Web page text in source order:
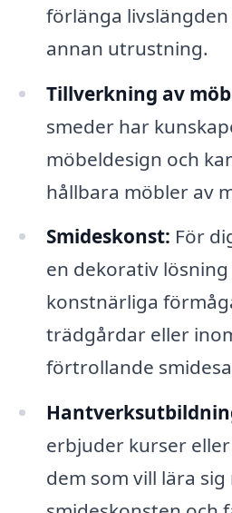
förlänga
annan utrustning.
Tillverkning av
smeder har
möbeldesign och
hållbara möbler av
Smideskonst: För
en dekorativ
konstnärliga
trädgårdar eller
förtrollande
erbjuder kurser
dem som vill lära